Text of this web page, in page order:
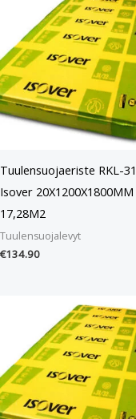
Tuulensuojaeriste RKL-31
Isover 20X1200X1800MM
17,28M2
Tuulensuojalevyt
€134.90